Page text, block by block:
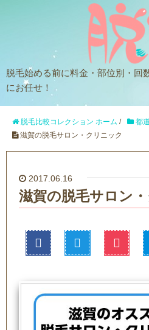
脱毛始める前に料金・部位別・回
にお任せ！
脱毛比較コレクション ホーム / 都
滋賀の脱毛サロン・クリニック
2017.06.16
滋賀の脱毛サロン